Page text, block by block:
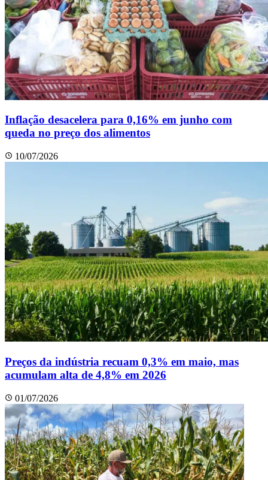
Inflação desacelera para 0,16% em junho com
queda no preço dos alimentos
10/07/2026
Preços da indústria recuam 0,3% em maio, mas
acumulam alta de 4,8% em 2026
01/07/2026